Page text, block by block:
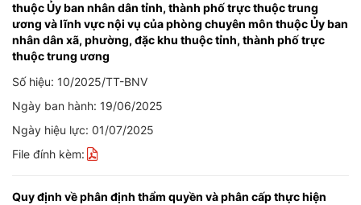
thuộc Ủy ban nhân dân tỉnh, thành phố trực thuộc trung
ương và lĩnh vực nội vụ của phòng chuyên môn thuộc Ủy ban
nhân dân xã, phường, đặc khu thuộc tỉnh, thành phố trực
thuộc trung ương
Số hiệu: 10/2025/TT-BNV
Ngày ban hành: 19/06/2025
Ngày hiệu lực: 01/07/2025
File đính kèm:
Quy định về phân định thẩm quyền và phân cấp thực hiện